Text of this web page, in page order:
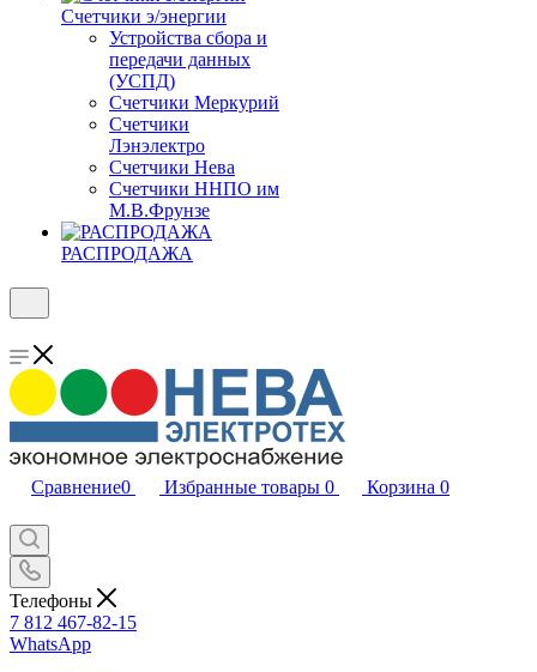
Счетчики э/энергии
Устройства сбора и
передачи данных
(УСПД)
Счетчики Меркурий
Счетчики
Лэнэлектро
Счетчики Нева
Счетчики ННПО им
М.В.Фрунзе
РАСПРОДАЖА
Сравнение0 Избранные товары 0 Корзина 0
Телефоны
7 812 467-82-15
WhatsApp